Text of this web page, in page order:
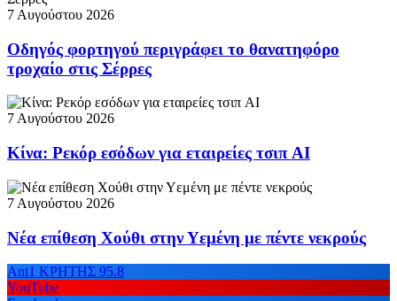
7 Αυγούστου 2026
Οδηγός φορτηγού περιγράφει το θανατηφόρο
τροχαίο στις Σέρρες
7 Αυγούστου 2026
Κίνα: Ρεκόρ εσόδων για εταιρείες τσιπ AI
7 Αυγούστου 2026
Νέα επίθεση Χούθι στην Υεμένη με πέντε νεκρούς
Ant1 ΚΡΗΤΗΣ 95.8
YouTube